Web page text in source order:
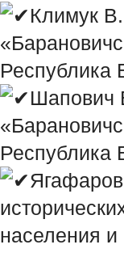
Климук
Республика
Шапович
Республика
населения и